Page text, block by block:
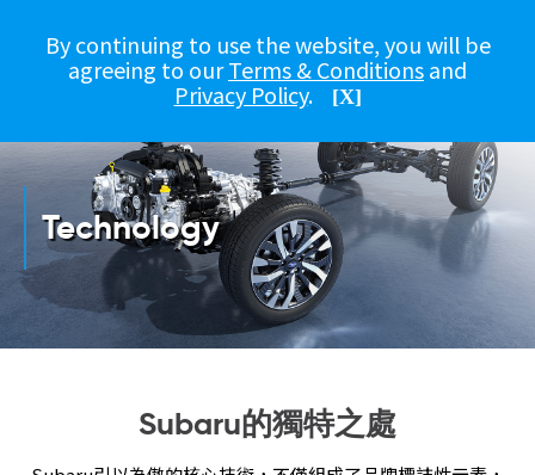
By continuing to use the website, you will be
agreeing to ourTerms & Conditionsand
Privacy Policy. [X]
車款 操控與表現 設計理念​ 安全與科技​
Technology
Subaru的獨特之處